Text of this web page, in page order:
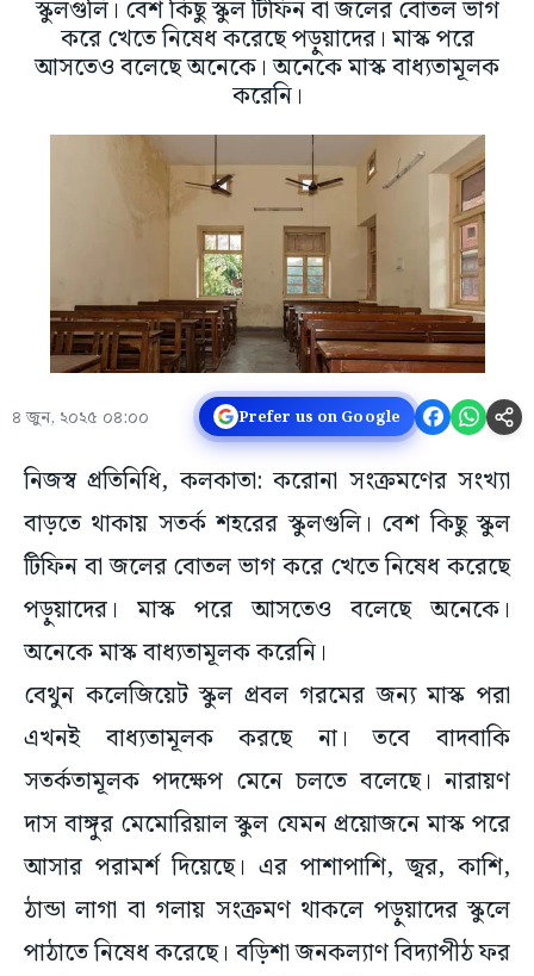
স্কুলগুলি। বেশ কিছু স্কুল টিফিন বা জলের বোতল ভাগ
করে খেতে নিষেধ করেছে পড়ুয়াদের। মাস্ক পরে
আসতেও বলেছে অনেকে। অনেকে মাস্ক বাধ্যতামূলক
করেনি।
৪ জুন, ২০২৫ ০৪:০০ Prefer us on Google
নিজস্ব প্রতিনিধি, কলকাতা: করোনা সংক্রমণের সংখ্যা
বাড়তে থাকায় সতর্ক শহরের স্কুলগুলি। বেশ কিছু স্কুল
টিফিন বা জলের বোতল ভাগ করে খেতে নিষেধ করেছে
পড়ুয়াদের। মাস্ক পরে আসতেও বলেছে অনেকে।
অনেকে মাস্ক বাধ্যতামূলক করেনি।
বেথুন কলেজিয়েট স্কুল প্রবল গরমের জন্য মাস্ক পরা
এখনই বাধ্যতামূলক করছে না। তবে বাদবাকি
সতর্কতামূলক পদক্ষেপ মেনে চলতে বলেছে। নারায়ণ
দাস বাঙ্গুর মেমোরিয়াল স্কুল যেমন প্রয়োজনে মাস্ক পরে
আসার পরামর্শ দিয়েছে। এর পাশাপাশি, জ্বর, কাশি,
ঠান্ডা লাগা বা গলায় সংক্রমণ থাকলে পড়ুয়াদের স্কুলে
পাঠাতে নিষেধ করেছে। বড়িশা জনকল্যাণ বিদ্যাপীঠ ফর